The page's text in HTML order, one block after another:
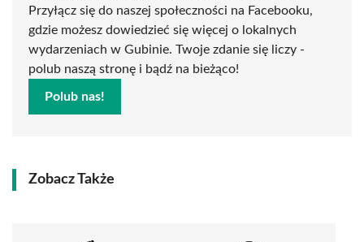
Przyłącz się do naszej społeczności na Facebooku,
gdzie możesz dowiedzieć się więcej o lokalnych
wydarzeniach w Gubinie. Twoje zdanie się liczy -
polub naszą stronę i bądź na bieżąco!
Polub nas!
Zobacz Także